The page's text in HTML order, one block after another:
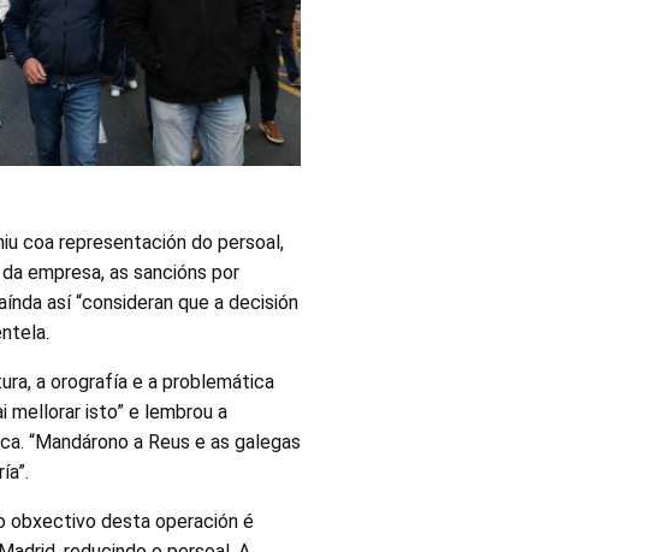
coa representación do persoal,
empresa, as sancións por
así “consideran que a decisión
a orografía e a problemática
mellorar isto” e lembrou a
“Mandárono a Reus e as galegas
obxectivo desta operación é